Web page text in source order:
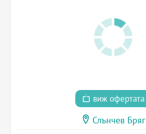
виж офертата
Слънчев Бряг